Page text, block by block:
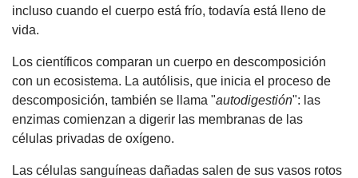
incluso cuando el cuerpo está frío, todavía está lleno de
vida.
Los científicos comparan un cuerpo en descomposición
con un ecosistema. La autólisis, que inicia el proceso de
descomposición, también se llama "autodigestión": las
enzimas comienzan a digerir las membranas de las
células privadas de oxígeno.
Las células sanguíneas dañadas salen de sus vasos rotos